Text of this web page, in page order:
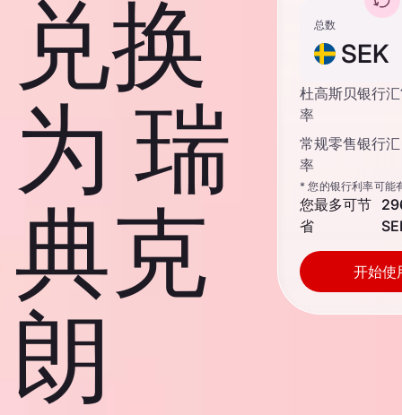
兑换
为 瑞
典克
朗
总数
SEK
杜高斯贝银行汇
率
常规零售银行汇
率
* 您的银行利率可能
您最多可节
省
开始使